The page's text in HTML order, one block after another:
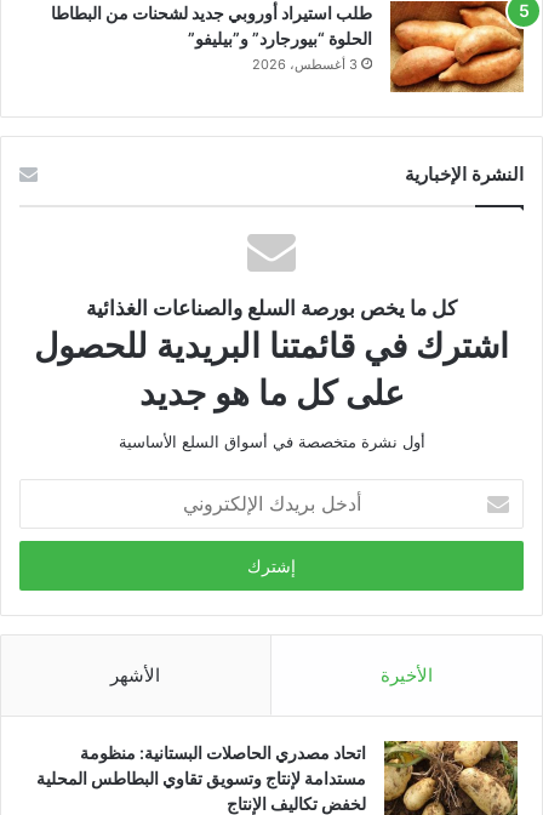
طلب استيراد أوروبي جديد لشحنات من البطاطا
الحلوة “بيورجارد” و”بيليفو”
3 أغسطس، 2026
النشرة الإخبارية
كل ما يخص بورصة السلع والصناعات الغذائية
اشترك في قائمتنا البريدية للحصول
على كل ما هو جديد
أول نشرة متخصصة في أسواق السلع الأساسية
بريدك
الإلكتروني
الأخيرة الأشهر
اتحاد مصدري الحاصلات البستانية: منظومة
مستدامة لإنتاج وتسويق تقاوي البطاطس المحلية
لخفض تكاليف الإنتاج